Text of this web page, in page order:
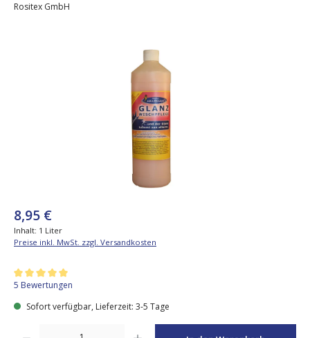
Rositex GmbH
8,95 €
Inhalt: 1 Liter
Preise inkl. MwSt. zzgl. Versandkosten
Durchschnittliche Bewertung von 5 von 5 Sternen
5 Bewertungen
Sofort verfügbar, Lieferzeit: 3-5 Tage